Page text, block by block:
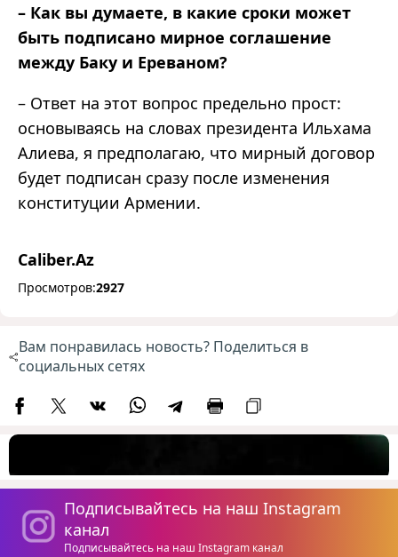
– Как вы думаете, в какие сроки может
быть подписано мирное соглашение
между Баку и Ереваном?
– Ответ на этот вопрос предельно прост:
основываясь на словах президента Ильхама
Алиева, я предполагаю, что мирный договор
будет подписан сразу после изменения
конституции Армении.
Caliber.Az
Просмотров:2927
Вам понравилась новость? Поделиться в
социальных сетях
Подписывайтесь на наш Instagram
канал
Подписывайтесь на наш Instagram канал